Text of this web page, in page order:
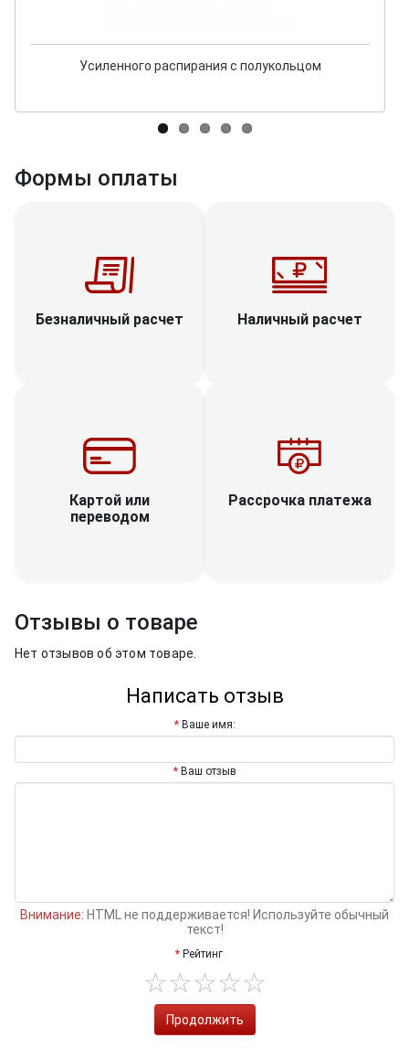
Усиленного распирания с полукольцом
Формы оплаты
Безналичный расчет Наличный расчет
Картой или
переводом
Рассрочка платежа
Отзывы о товаре
Нет отзывов об этом товаре.
Написать отзыв
Ваше имя:
Ваш отзыв
Внимание: HTML не поддерживается! Используйте обычный
текст!
Рейтинг
Продолжить